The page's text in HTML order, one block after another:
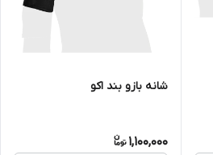
شانه بازو بند اکو
1,100,000